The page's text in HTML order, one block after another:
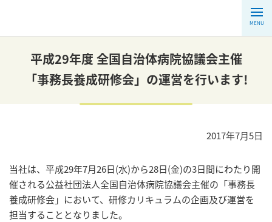
MENU
平成29年度 全国自治体病院協議会主催
「事務長養成研修会」の運営を行います!
2017年7月5日
当社は、平成29年7月26日(水)から28日(金)の3日間にわたり開
催される公益社団法人全国自治体病院協議会主催の「事務長
養成研修会」において、研修カリキュラムの企画及び運営を
担当することとなりました。